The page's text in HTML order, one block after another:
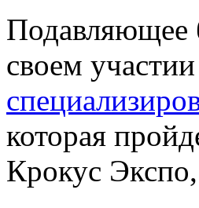
Подавляющее
своем
которая
Крокус